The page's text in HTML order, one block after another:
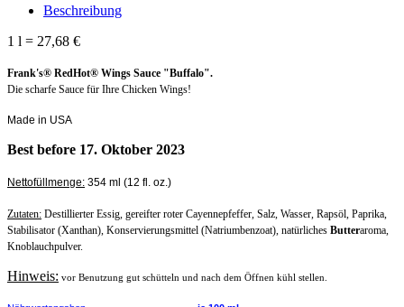
Beschreibung
1 l = 27,68 €
Frank's® RedHot® Wings Sauce "Buffalo".
Die scharfe Sauce für Ihre Chicken Wings!
Made in USA
Best before 17. Oktober 2023
Nettofüllmenge: 354 ml (12 fl. oz.)
Zutaten: Destillierter Essig, gereifter roter Cayennepfeffer, Salz, Wasser, Rapsöl, Paprika,
Stabilisator (Xanthan), Konservierungsmittel (Natriumbenzoat), natürliches Butteraroma,
Knoblauchpulver.
Hinweis: vor Benutzung gut schütteln und nach dem Öffnen kühl stellen.